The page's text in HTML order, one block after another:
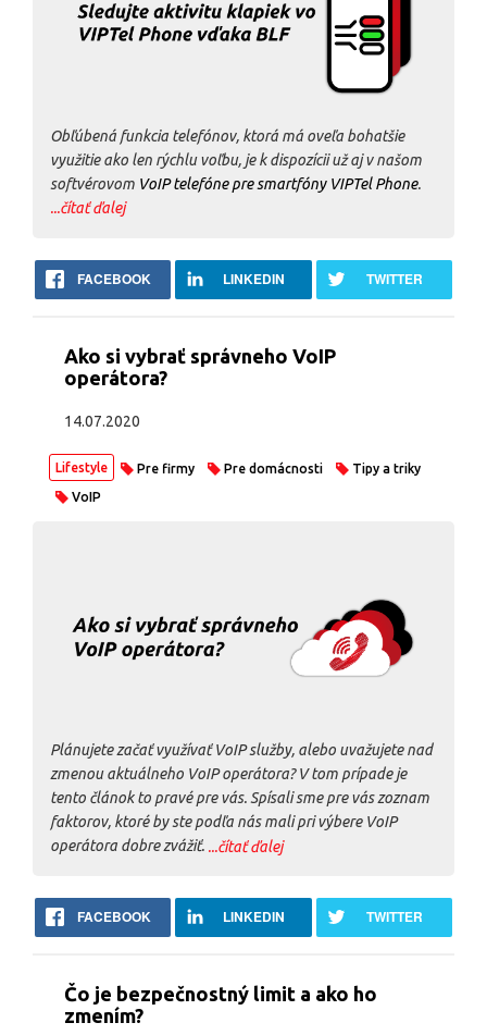
Obľúbená funkcia telefónov, ktorá má oveľa bohatšie
využitie ako len rýchlu voľbu, je k dispozícii už aj v našom
softvérovom VoIP telefóne pre smartfóny VIPTel Phone.
...čítať ďalej
FACEBOOK LINKEDIN TWITTER
Ako si vybrať správneho VoIP
operátora?
14.07.2020
Lifestyle Pre firmy Pre domácnosti
Tipy a triky
VoIP
Plánujete začať využívať VoIP služby, alebo uvažujete nad
zmenou aktuálneho VoIP operátora? V tom prípade je
tento článok to pravé pre vás. Spísali sme pre vás zoznam
faktorov, ktoré by ste podľa nás mali pri výbere VoIP
operátora dobre zvážiť. ...čítať ďalej
FACEBOOK LINKEDIN TWITTER
Čo je bezpečnostný limit a ako ho
zmením?